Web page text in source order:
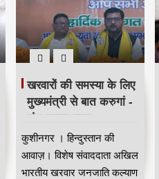
खरवारों की समस्या के लिए
मुख्यमंत्री से बात करुगां -
शंभू कुमार सुमन
कुशीनगर । हिन्दुस्तान की
आवाज़। विशेष संवाददाता अखिल
भारतीय खरवार जनजाति कल्याण